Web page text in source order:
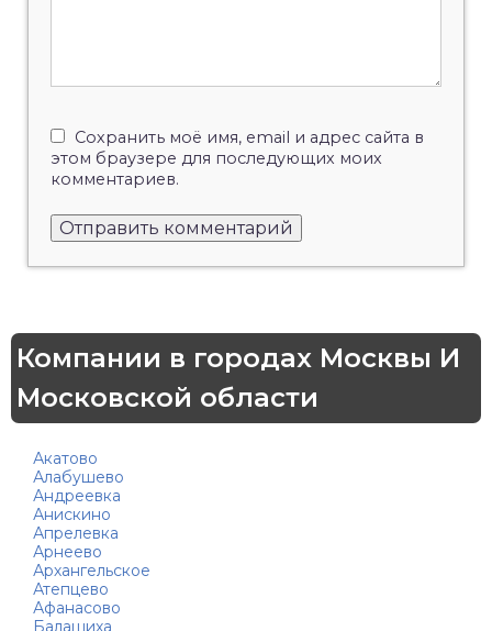
Сохранить моё имя, email и адрес сайта в
этом браузере для последующих моих
комментариев.
Компании в городах Москвы И
Московской области
Акатово
Алабушево
Андреевка
Анискино
Апрелевка
Арнеево
Архангельское
Атепцево
Афанасово
Балашиха